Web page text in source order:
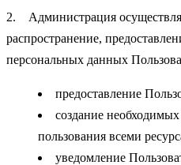
2. Администрация
распространение,
персональных данных
предоставление
создание
пользования всеми
уведомление